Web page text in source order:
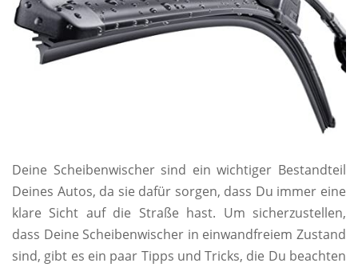
Deine Scheibenwischer sind ein wichtiger Bestandteil
Deines Autos, da sie dafür sorgen, dass Du immer eine
klare Sicht auf die Straße hast. Um sicherzustellen,
dass Deine Scheibenwischer in einwandfreiem Zustand
sind, gibt es ein paar Tipps und Tricks, die Du beachten